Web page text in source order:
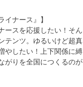
イナース』】
ースを応援したい！そん
テンツ。ゆるいけど超真
やしたい！上下関係に縛
がりを全国につくるのが